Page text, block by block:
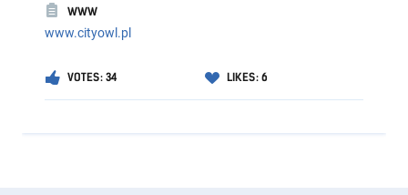
WWW
www.cityowl.pl
VOTES: 34 LIKES: 6